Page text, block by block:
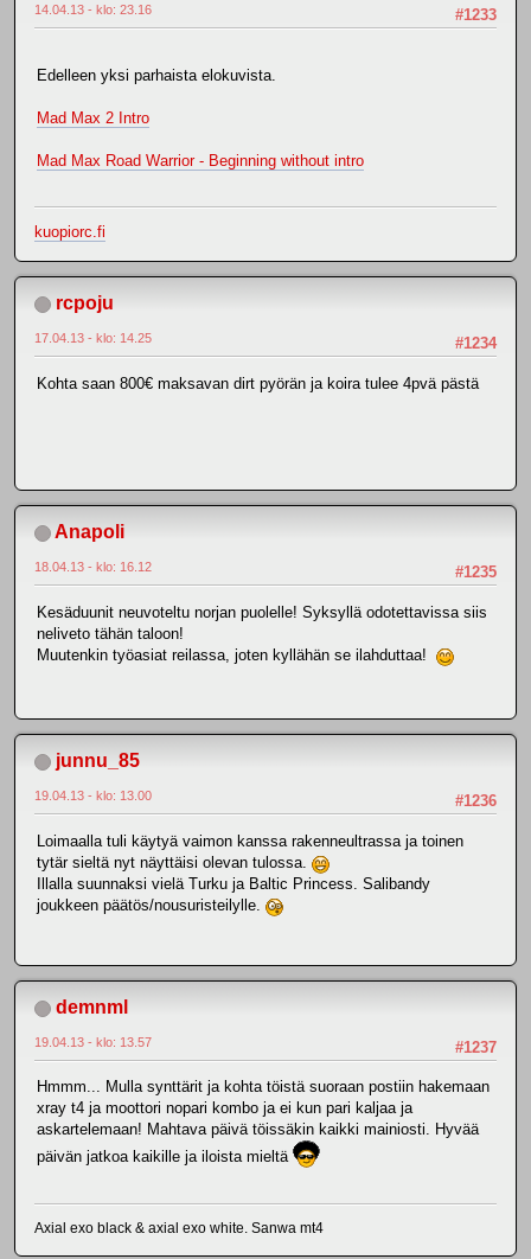
#1233
14.04.13 - klo: 23.16
Edelleen yksi parhaista elokuvista.
Mad Max 2 Intro
Mad Max Road Warrior - Beginning without intro
kuopiorc.fi
rcpoju
#1234
17.04.13 - klo: 14.25
Kohta saan 800€ maksavan dirt pyörän ja koira tulee 4pvä pästä
Anapoli
#1235
18.04.13 - klo: 16.12
Kesäduunit neuvoteltu norjan puolelle! Syksyllä odotettavissa siis
neliveto tähän taloon!
Muutenkin työasiat reilassa, joten kyllähän se ilahduttaa!
junnu_85
#1236
19.04.13 - klo: 13.00
Loimaalla tuli käytyä vaimon kanssa rakenneultrassa ja toinen
tytär sieltä nyt näyttäisi olevan tulossa.
Illalla suunnaksi vielä Turku ja Baltic Princess. Salibandy
joukkeen päätös/nousuristeilylle.
demnml
#1237
19.04.13 - klo: 13.57
Hmmm... Mulla synttärit ja kohta töistä suoraan postiin hakemaan
xray t4 ja moottori nopari kombo ja ei kun pari kaljaa ja
askartelemaan! Mahtava päivä töissäkin kaikki mainiosti. Hyvää
päivän jatkoa kaikille ja iloista mieltä
Axial exo black & axial exo white. Sanwa mt4